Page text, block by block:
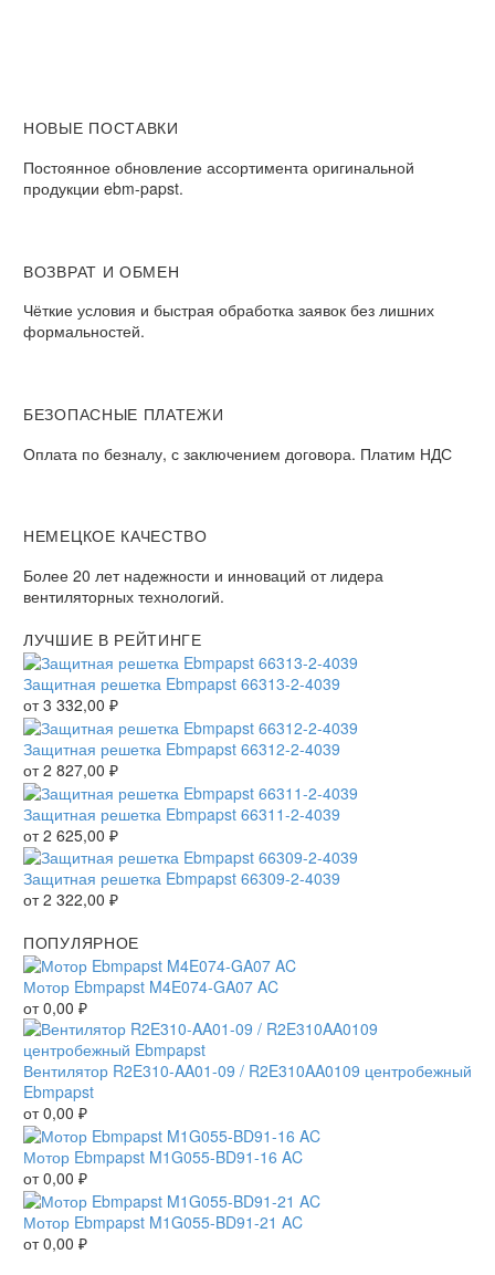
НОВЫЕ ПОСТАВКИ
Постоянное обновление ассортимента оригинальной
продукции ebm-papst.
ВОЗВРАТ И ОБМЕН
Чёткие условия и быстрая обработка заявок без лишних
формальностей.
БЕЗОПАСНЫЕ ПЛАТЕЖИ
Оплата по безналу, с заключением договора. Платим НДС
НЕМЕЦКОЕ КАЧЕСТВО
Более 20 лет надежности и инноваций от лидера
вентиляторных технологий.
ЛУЧШИЕ В РЕЙТИНГЕ
Защитная решетка Ebmpapst 66313-2-4039
от3 332,00 ₽
Защитная решетка Ebmpapst 66312-2-4039
от2 827,00 ₽
Защитная решетка Ebmpapst 66311-2-4039
от2 625,00 ₽
Защитная решетка Ebmpapst 66309-2-4039
от2 322,00 ₽
ПОПУЛЯРНОЕ
Мотор Ebmpapst M4E074-GA07 AC
от0,00 ₽
Вентилятор R2E310-AA01-09 / R2E310AA0109 центробежный
Ebmpapst
от0,00 ₽
Мотор Ebmpapst M1G055-BD91-16 AC
от0,00 ₽
Мотор Ebmpapst M1G055-BD91-21 AC
от0,00 ₽